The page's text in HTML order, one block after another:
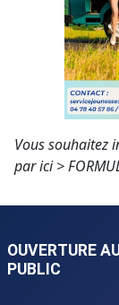
Vous souhaitez
par ici >
OUVERTURE
PUBLIC